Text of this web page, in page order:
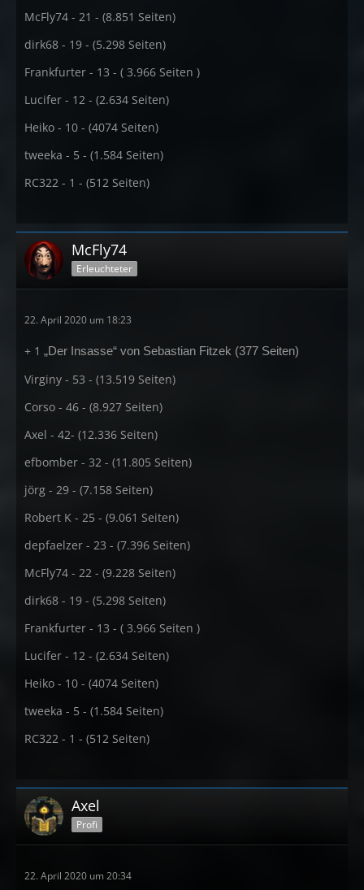
McFly74 - 21 - (8.851 Seiten)
dirk68 - 19 - (5.298 Seiten)
Frankfurter - 13 - ( 3.966 Seiten )
Lucifer - 12 - (2.634 Seiten)
Heiko - 10 - (4074 Seiten)
tweeka - 5 - (1.584 Seiten)
RC322 - 1 - (512 Seiten)
McFly74
Erleuchteter
22. April 2020 um 18:23
+ 1 „Der Insasse“ von Sebastian Fitzek (377 Seiten)
Virginy - 53 - (13.519 Seiten)
Corso - 46 - (8.927 Seiten)
Axel - 42- (12.336 Seiten)
efbomber - 32 - (11.805 Seiten)
jörg - 29 - (7.158 Seiten)
Robert K - 25 - (9.061 Seiten)
depfaelzer - 23 - (7.396 Seiten)
McFly74 - 22 - (9.228 Seiten)
dirk68 - 19 - (5.298 Seiten)
Frankfurter - 13 - ( 3.966 Seiten )
Lucifer - 12 - (2.634 Seiten)
Heiko - 10 - (4074 Seiten)
tweeka - 5 - (1.584 Seiten)
RC322 - 1 - (512 Seiten)
Axel
Profi
22. April 2020 um 20:34